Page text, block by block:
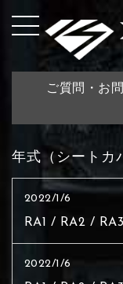
ご質問・お
年式（シートカ
2022/1/6
RA1 / RA2 /
2022/1/6